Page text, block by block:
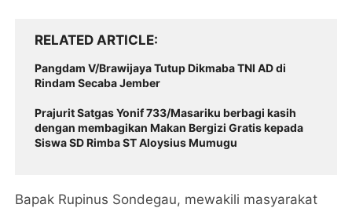
RELATED ARTICLE
Pangdam V/Brawijaya Tutup Dikmaba TNI AD di
Rindam Secaba Jember
Prajurit Satgas Yonif 733/Masariku berbagi kasih
dengan membagikan Makan Bergizi Gratis kepada
Siswa SD Rimba ST Aloysius Mumugu
Bapak Rupinus Sondegau, mewakili masyarakat